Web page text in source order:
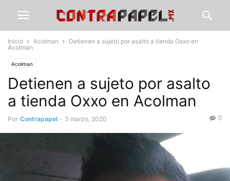
Inicio Acolman
Detienen a sujeto por asalto a tienda Oxxo en
Acolman
Acolman
Detienen a sujeto por asalto
a tienda Oxxo en Acolman
Por Contrapapel - 3 marzo, 2020 0